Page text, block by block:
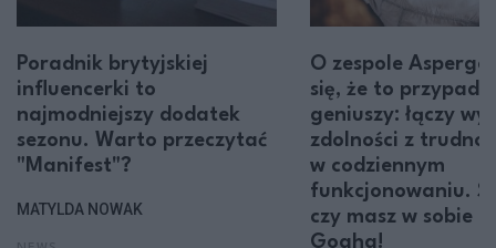
Poradnik brytyjskiej
influencerki to
najmodniejszy dodatek
sezonu. Warto przeczytać
"Manifest"?
MATYLDA NOWAK
O zespole
się, że to
geniuszy: łączy
zdolności z
w codziennym
funkcjonowaniu.
czy masz w sobie
Gogha!